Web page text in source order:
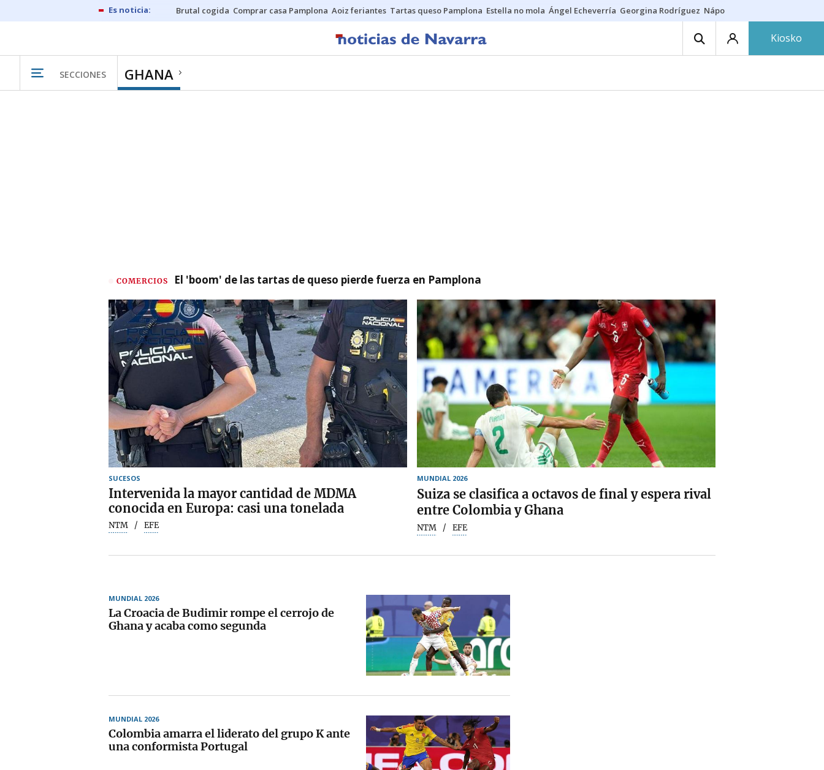
Brutal cogida Comprar casa Pamplona Aoiz feriantes Tartas queso Pamplona Estella no mola Ángel Echeverría Georgina Rodríguez Nápoles - Osasuna
Kiosko
SECCIONES GHANA
COMERCIOS El 'boom' de las tartas de queso pierde fuerza en Pamplona
SUCESOS
Intervenida la mayor cantidad de MDMA
conocida en Europa: casi una tonelada
NTM EFE
MUNDIAL 2026
Suiza se clasifica a octavos de final y espera rival
entre Colombia y Ghana
NTM EFE
MUNDIAL 2026
La Croacia de Budimir rompe el cerrojo de
Ghana y acaba como segunda
MUNDIAL 2026
Colombia amarra el liderato del grupo K ante
una conformista Portugal